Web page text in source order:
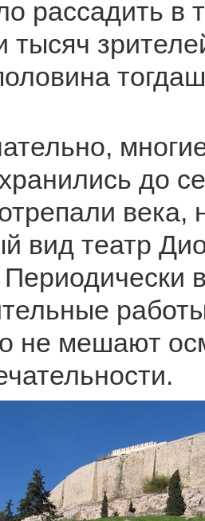
рассадить в
тысяч
до
века,
вид театр
не мешают